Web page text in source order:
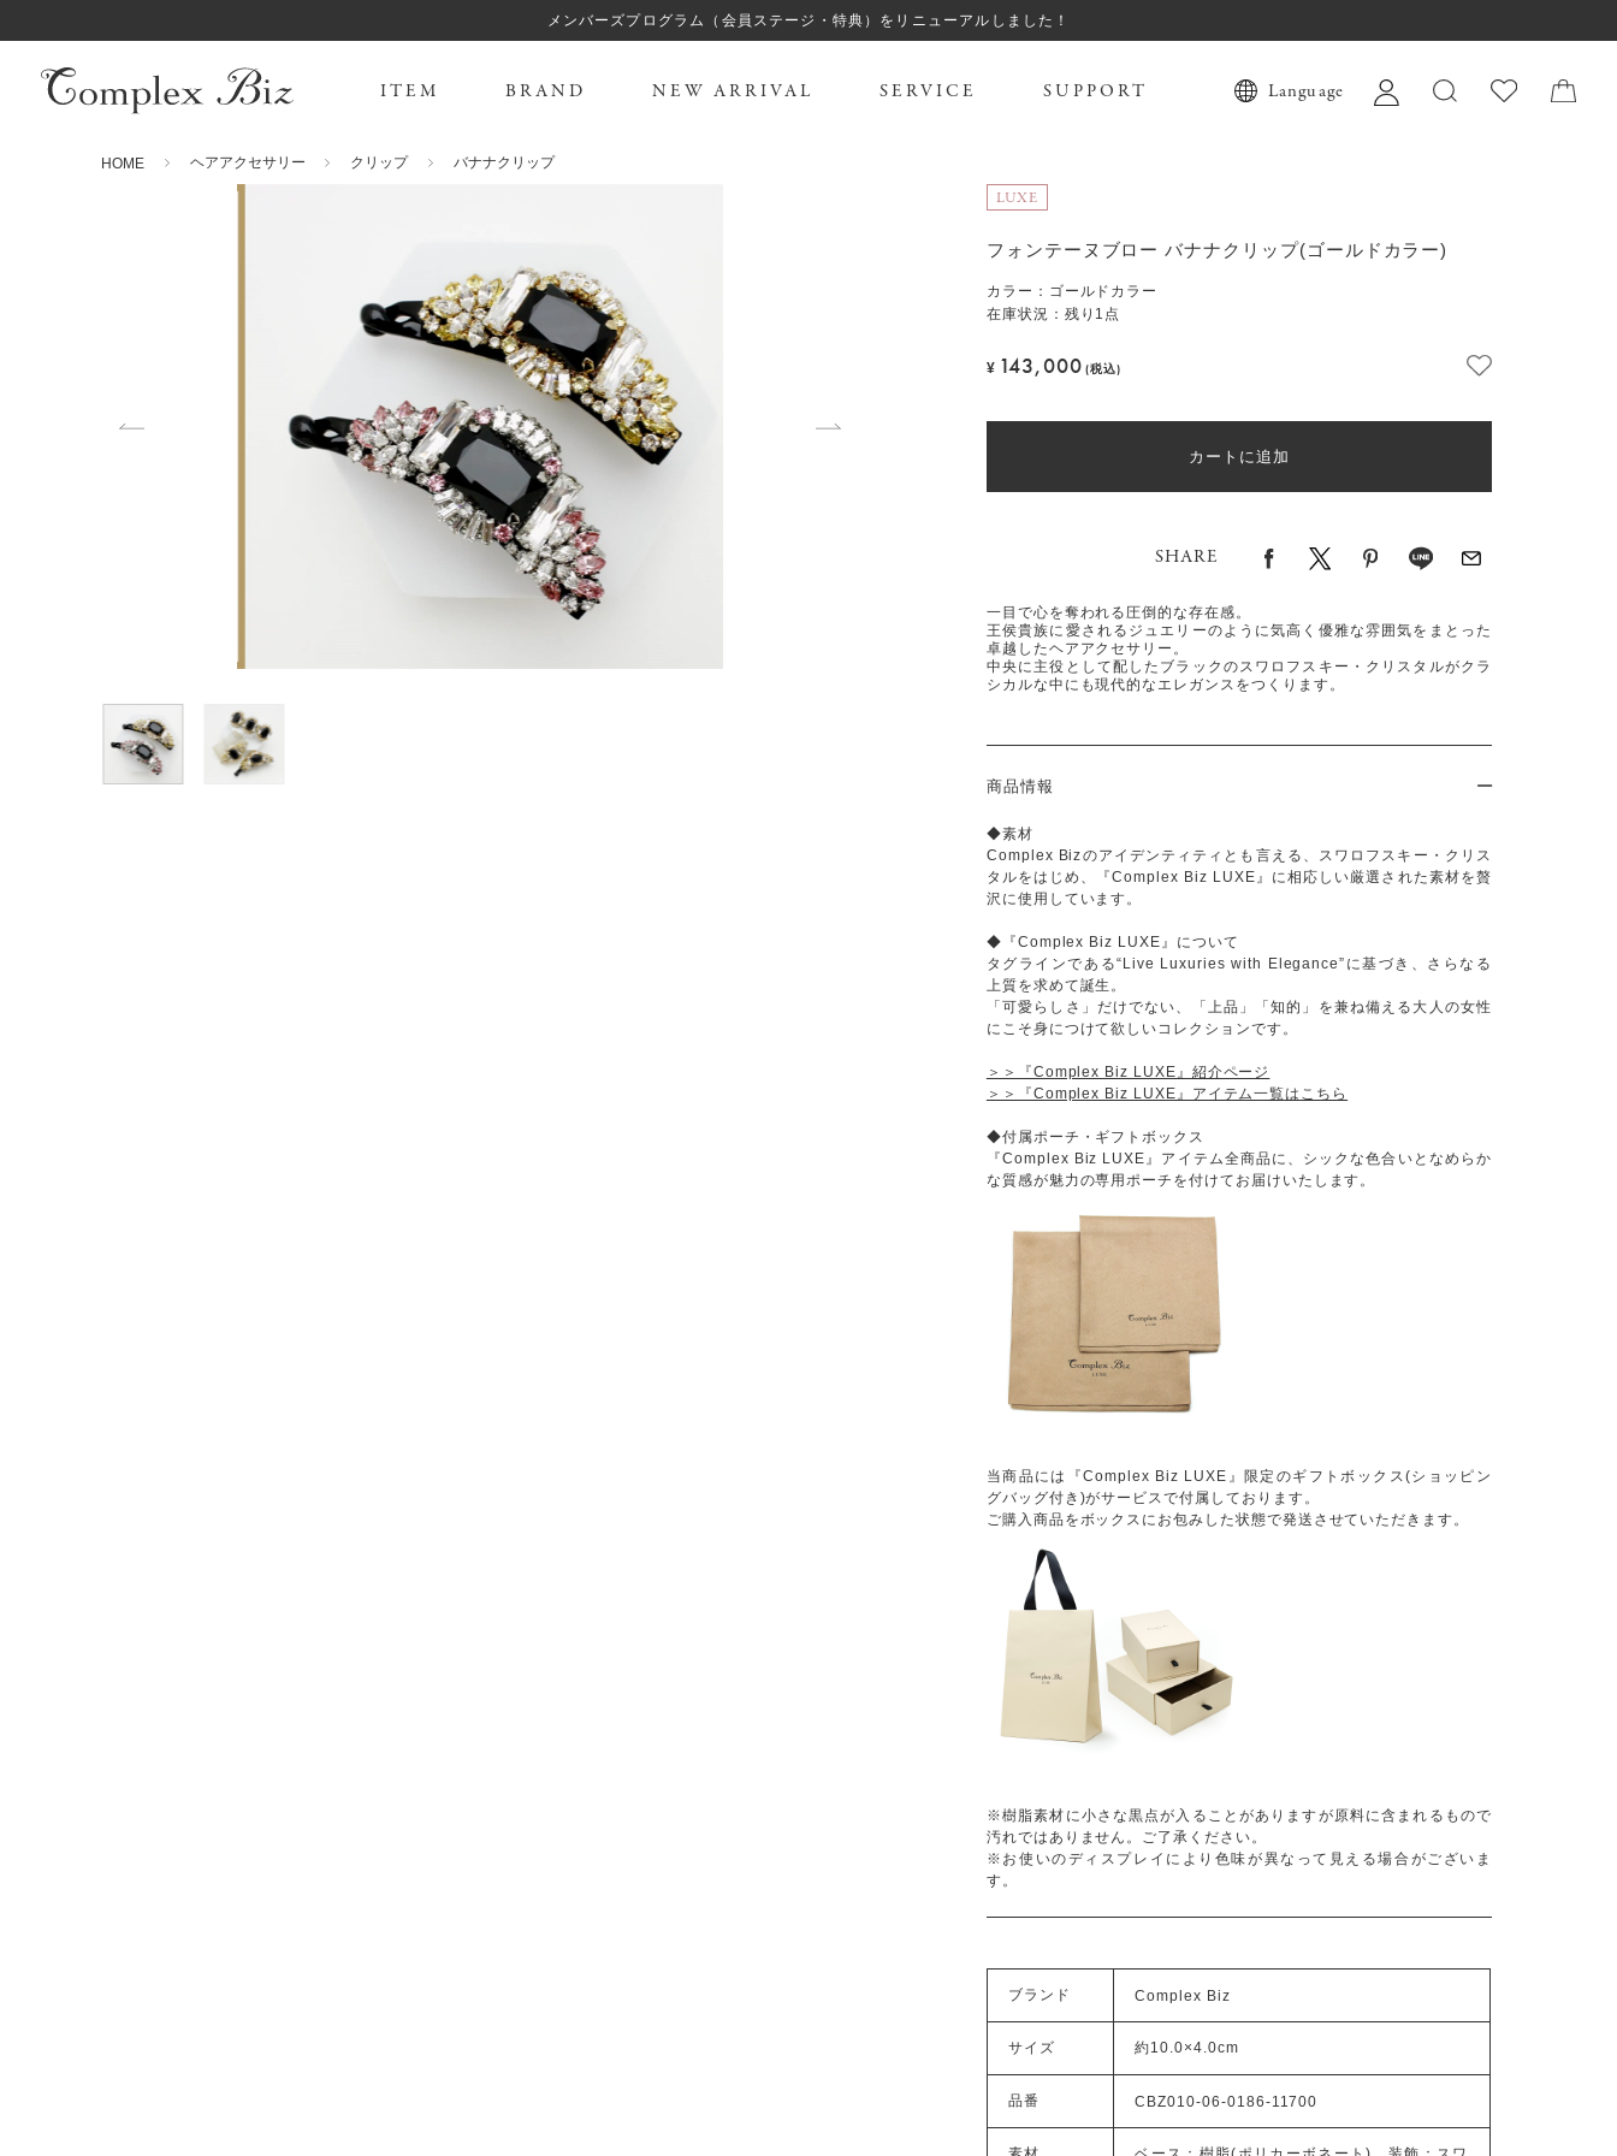
メンバーズプログラム（会員ステージ・特典）をリニューアルしました！
ITEM BRAND NEW ARRIVAL SERVICE SUPPORT Language
HOME ヘアアクセサリー クリップ バナナクリップ
LUXE
フォンテーヌブロー バナナクリップ(ゴールドカラー)
カラー ： ゴールドカラー
在庫状況：残り1点
¥ 143,000 (税込)
カートに追加
SHARE
一目で心を奪われる圧倒的な存在感。
王侯貴族に愛されるジュエリーのように気高く優雅な雰囲気をまとった
卓越したヘアアクセサリー。
中央に主役として配したブラックのスワロフスキー・クリスタルがクラ
シカルな中にも現代的なエレガンスをつくります。
商品情報
◆素材
Complex Bizのアイデンティティとも言える、スワロフスキー・クリス
タルをはじめ、『Complex Biz LUXE』に相応しい厳選された素材を贅
沢に使用しています。
◆『Complex Biz LUXE』について
タグラインである“Live Luxuries with Elegance”に基づき、さらなる
上質を求めて誕生。
「可愛らしさ」だけでない、「上品」「知的」を兼ね備える大人の女性
にこそ身につけて欲しいコレクションです。
＞＞『Complex Biz LUXE』紹介ページ
＞＞『Complex Biz LUXE』アイテム一覧はこちら
◆付属ポーチ・ギフトボックス
『Complex Biz LUXE』アイテム全商品に、シックな色合いとなめらか
な質感が魅力の専用ポーチを付けてお届けいたします。
当商品には『Complex Biz LUXE』限定のギフトボックス(ショッピン
グバッグ付き)がサービスで付属しております。
ご購入商品をボックスにお包みした状態で発送させていただきます。
※樹脂素材に小さな黒点が入ることがありますが原料に含まれるもので
汚れではありません。ご了承ください。
※お使いのディスプレイにより色味が異なって見える場合がございま
す。
ブランド Complex Biz
サイズ 約10.0×4.0cm
品番 CBZ010-06-0186-11700